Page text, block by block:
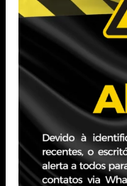
Então o que você,
empresa for ré em
procurar assessoria
se está presente o
inexista, aponte, em
Ministério Público
de o interesse não
particular. É bem
nesse único ponto.